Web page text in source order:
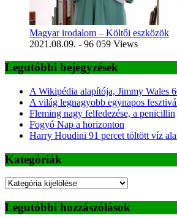
Magyar irodalom – Költői eszközök
2021.08.09. - 96 059 Views
Legutóbbi bejegyzések
A Wikipédia alapítója, Jimmy Wales
A világ legnagyobb egynapos
Fleming nagy felfedezése, a penicillin
Fogyó Nap a horizonton
Harry Houdini 91 percet töltött víz
Kategóriák
Kategóriák
Legutóbbi hozzászólások